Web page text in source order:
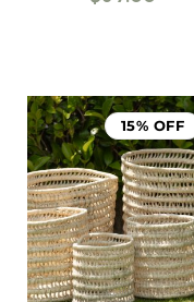
15% OFF